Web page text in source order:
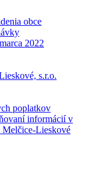
obce
2022
s.r.o.
poplatkov
informácií v
Melčice-Lieskové